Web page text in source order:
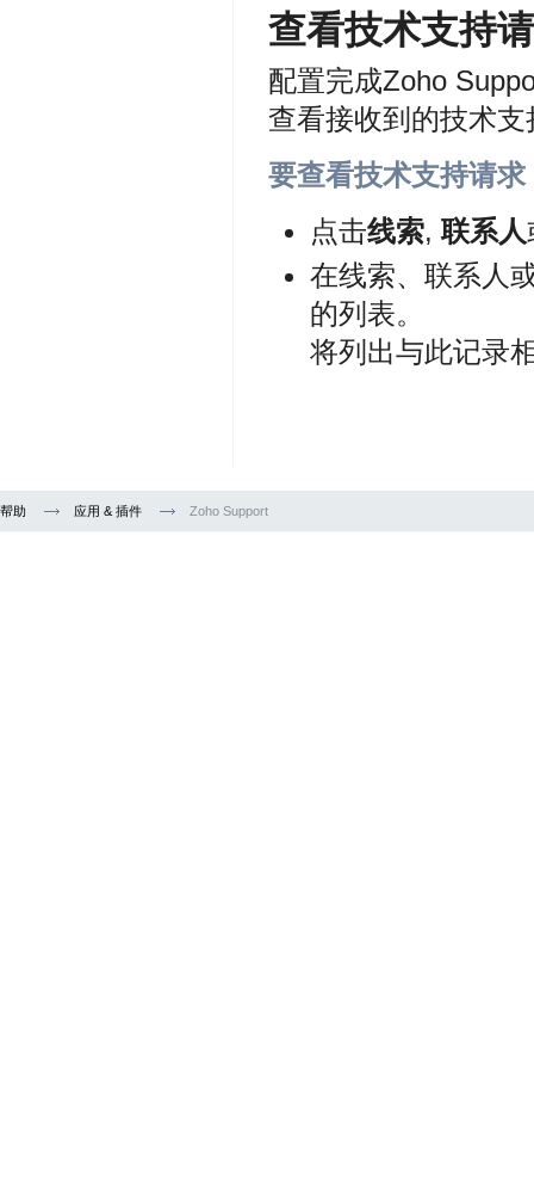
查看技术支持
配置完成Zoho
查看接收到的技术支
要查看技术支持请求
点击线索,联系人
在线索、联系人
的列表。
将列出与此记录
帮助 应用 & 插件 Zoho Support